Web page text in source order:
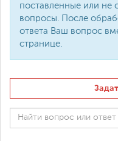
поставленные или не
вопросы. После
ответа Ваш вопрос
странице.